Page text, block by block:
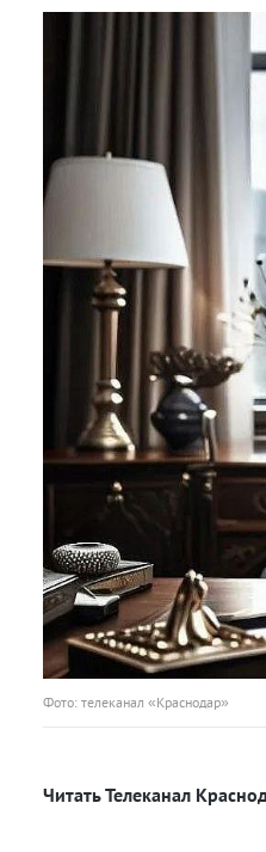
Фото: телеканал «Краснодар»
Читать Телеканал